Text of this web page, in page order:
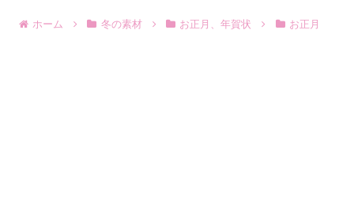
ホーム 冬の素材 お正月、年賀状 お正月